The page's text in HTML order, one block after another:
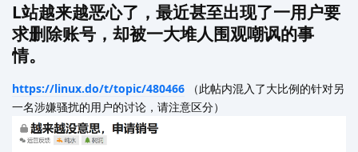
L站越来越恶心了，最近甚至出现了一用户要
求删除账号，却被一大堆人围观嘲讽的事
情。
https://linux.do/t/topic/480466 （此帖内混入了大比例的针对另
一名涉嫌骚扰的用户的讨论，请注意区分）